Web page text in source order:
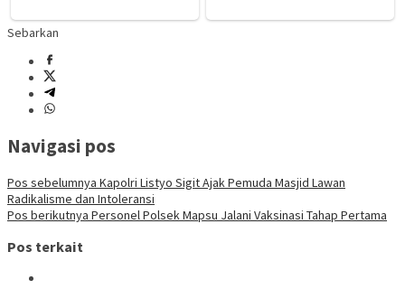
Sebarkan
Navigasi pos
Pos sebelumnya Kapolri Listyo Sigit Ajak Pemuda Masjid Lawan
Radikalisme dan Intoleransi
Pos berikutnya Personel Polsek Mapsu Jalani Vaksinasi Tahap Pertama
Pos terkait